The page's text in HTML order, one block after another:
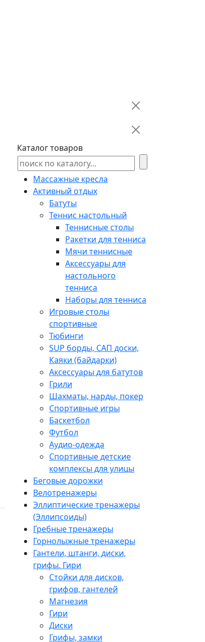
Каталог товаров
Массажные кресла
Активный отдых
Батуты
Теннис настольный
Теннисные столы
Ракетки для тенниса
Мячи теннисные
Аксессуары для
настольного
тенниса
Наборы для тенниса
Игровые столы
спортивные
Тюбинги
SUP борды, САП доски,
Каяки (байдарки)
Аксессуары для батутов
Грили
Шахматы, нарды, покер
Спортивные игры
Баскетбол
Футбол
Аудио-одежда
Спортивные детские
комплексы для улицы
Беговые дорожки
Велотренажеры
Эллиптические тренажеры
(Эллипсоиды)
Гребные тренажеры
Горнолыжные тренажеры
Гантели, штанги, диски,
грифы. Гири
Стойки для дисков,
грифов, гантелей
Магнезия
Гири
Диски
Грифы, замки